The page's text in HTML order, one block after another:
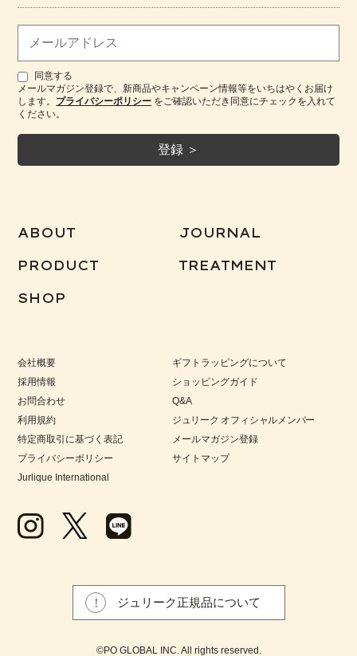
同意する
メールマガジン登録で、新商品やキャンペーン情報等をいちはやくお届け
します。 プライバシーポリシー をご確認いただき同意にチェックを入れて
ください。
ABOUT JOURNAL
PRODUCT TREATMENT
SHOP
会社概要
採用情報
お問合わせ
利用規約
特定商取引に基づく表記
プライバシーポリシー
Jurlique International
ギフトラッピングについて
ショッピングガイド
Q&A
ジュリーク オフィシャルメンバー
メールマガジン登録
サイトマップ
ジュリーク正規品について
©PO GLOBAL INC. All rights reserved.